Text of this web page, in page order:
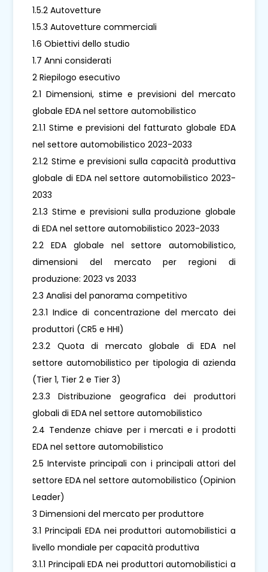
1.5.2 Autovetture
1.5.3 Autovetture commerciali
1.6 Obiettivi dello studio
1.7 Anni considerati
2 Riepilogo esecutivo
2.1 Dimensioni, stime e previsioni del mercato
globale EDA nel settore automobilistico
2.1.1 Stime e previsioni del fatturato globale EDA
nel settore automobilistico 2023-2033
2.1.2 Stime e previsioni sulla capacità produttiva
globale di EDA nel settore automobilistico 2023-
2033
2.1.3 Stime e previsioni sulla produzione globale
di EDA nel settore automobilistico 2023-2033
2.2 EDA globale nel settore automobilistico,
dimensioni del mercato per regioni di
produzione: 2023 vs 2033
2.3 Analisi del panorama competitivo
2.3.1 Indice di concentrazione del mercato dei
produttori (CR5 e HHI)
2.3.2 Quota di mercato globale di EDA nel
settore automobilistico per tipologia di azienda
(Tier 1, Tier 2 e Tier 3)
2.3.3 Distribuzione geografica dei produttori
globali di EDA nel settore automobilistico
2.4 Tendenze chiave per i mercati e i prodotti
EDA nel settore automobilistico
2.5 Interviste principali con i principali attori del
settore EDA nel settore automobilistico (Opinion
Leader)
3 Dimensioni del mercato per produttore
3.1 Principali EDA nei produttori automobilistici a
livello mondiale per capacità produttiva
3.1.1 Principali EDA nei produttori automobilistici a